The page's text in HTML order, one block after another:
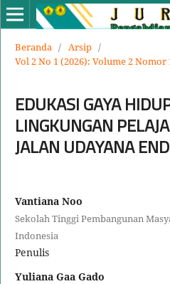
Beranda / Arsip /
Vol 2 No 1 (2026): Volume 2 Nomor
EDUKASI GAYA
LINGKUNGAN
JALAN UDAYANA
Vantiana Noo
Sekolah Tinggi Pembangunan
Indonesia
Penulis
Yuliana Gaa Gado